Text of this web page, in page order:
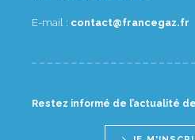
E-mail : rf.zagecnarf@tcatnoc
Restez informé de l’actualité